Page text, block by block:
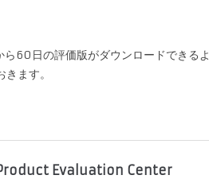
60日の評価版がダウンロードできる
ます。
Evaluation Center